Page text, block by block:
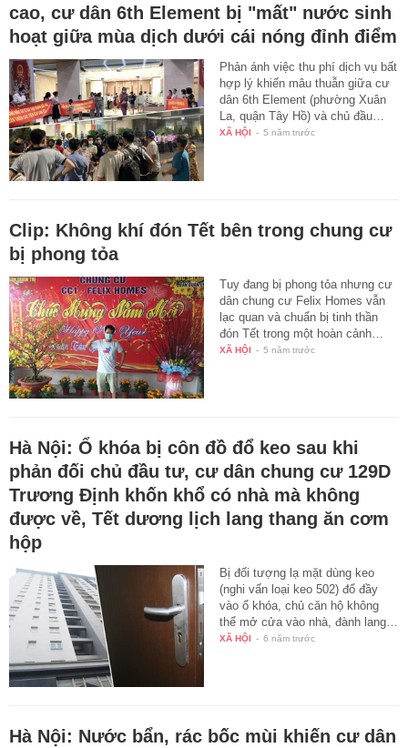
cao, cư dân 6th Element bị "mất" nước sinh
hoạt giữa mùa dịch dưới cái nóng đỉnh điểm
Phản ánh việc thu phí dịch vụ bất
hợp lý khiến mâu thuẫn giữa cư
dân 6th Element (phường Xuân
La, quận Tây Hồ) và chủ đầu…
XÃ HỘI - 5 năm trước
Clip: Không khí đón Tết bên trong chung cư
bị phong tỏa
Tuy đang bị phong tỏa nhưng cư
dân chung cư Felix Homes vẫn
lạc quan và chuẩn bị tinh thần
đón Tết trong một hoàn cảnh…
XÃ HỘI - 5 năm trước
Hà Nội: Ổ khóa bị côn đồ đổ keo sau khi
phản đối chủ đầu tư, cư dân chung cư 129D
Trương Định khốn khổ có nhà mà không
được về, Tết dương lịch lang thang ăn cơm
hộp
Bị đối tượng lạ mặt dùng keo
(nghi vấn loại keo 502) đổ đầy
vào ổ khóa, chủ căn hộ không
thể mở cửa vào nhà, đành lang…
XÃ HỘI - 6 năm trước
Hà Nội: Nước bẩn, rác bốc mùi khiến cư dân